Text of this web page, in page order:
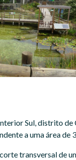
Sul, distrito
a uma área de
transversal de